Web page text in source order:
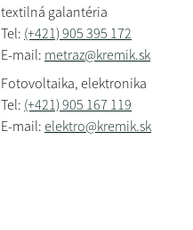
textilná galantéria
Tel: (+421) 905 395 172
E-mail: metraz@kremik.sk
Fotovoltaika, elektronika
Tel: (+421) 905 167 119
E-mail: elektro@kremik.sk